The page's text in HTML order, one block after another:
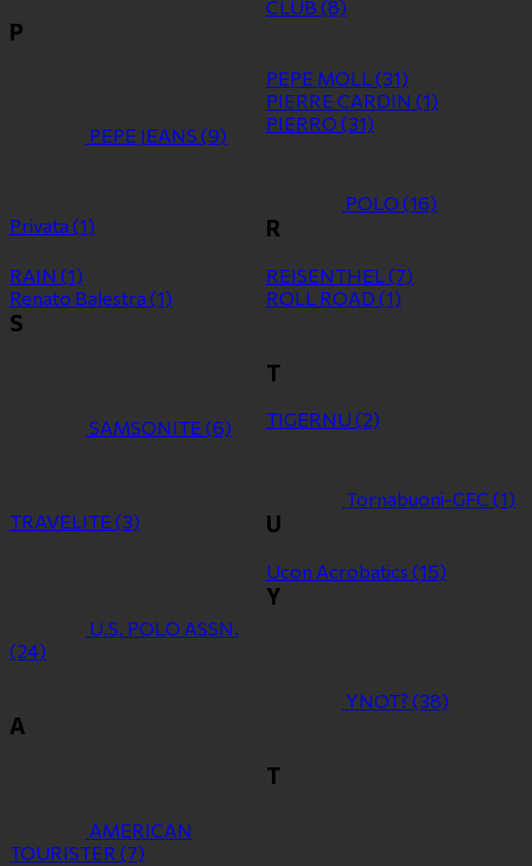
CLUB (8)
P
PEPE JEANS (9)
PEPE MOLL(31)
PIERRE CARDIN (1)
PIERRO (31)
POLO (16)
Privata (1) R
RAIN (1) REISENTHEL(7)
Renato Balestra (1) ROLL ROAD (1)
S
SAMSONITE (6)
T
TIGERNU (2)
Tornabuoni-GFC (1)
TRAVELITE (3) U
U.S. POLO ASSN.
(24)
Ucon Acrobatics (15)
Y
YNOT? (38)
Α
ΑMERICAN
TOURISTER (7)
Τ